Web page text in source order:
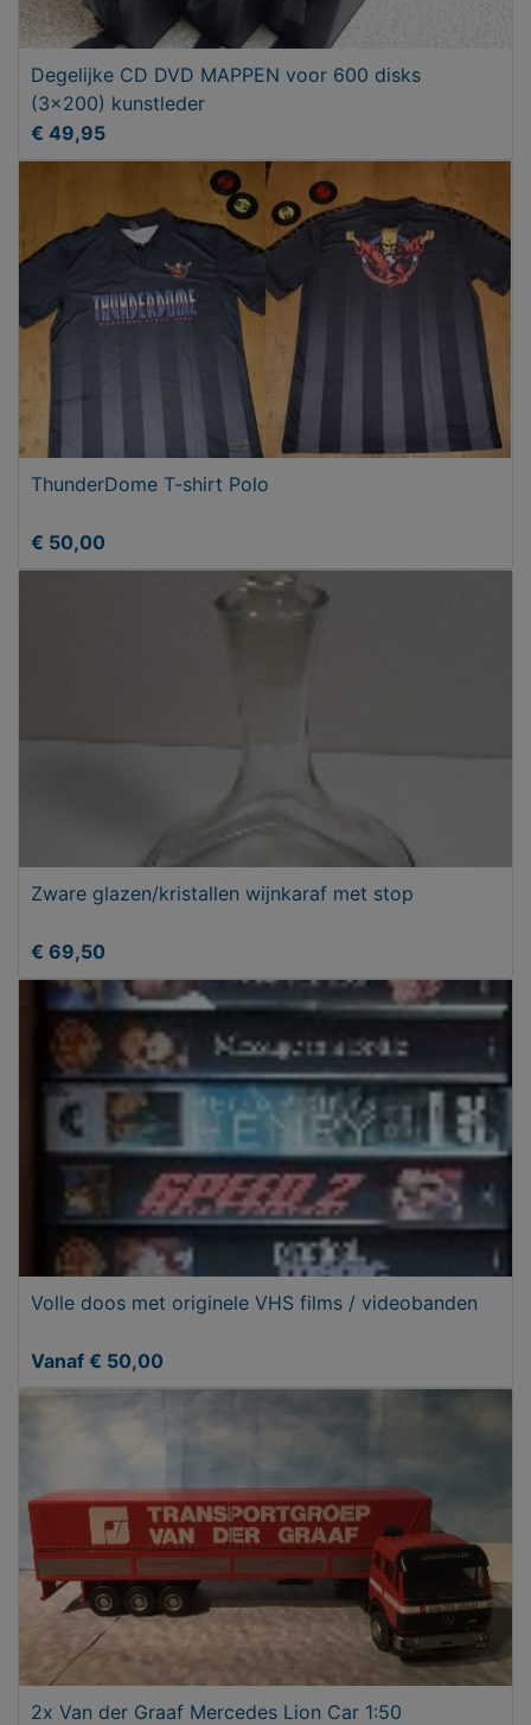
Degelijke CD DVD MAPPEN voor 600 disks
(3x200) kunstleder
€ 49,95
ThunderDome T-shirt Polo
€ 50,00
Zware glazen/kristallen wijnkaraf met stop
€ 69,50
Volle doos met originele VHS films / videobanden
Vanaf € 50,00
2x Van der Graaf Mercedes Lion Car 1:50